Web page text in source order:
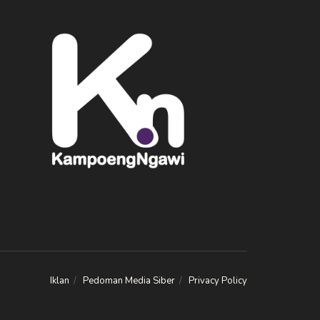
Iklan Pedoman Media Siber Privacy Policy